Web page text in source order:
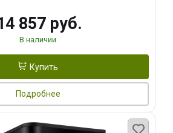
857 руб.
В наличии
Купить
Подробнее